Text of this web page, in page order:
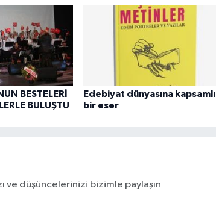
BESTELERİ
BULUŞTU
Edebiyat dünyasına kapsamlı
bir eser